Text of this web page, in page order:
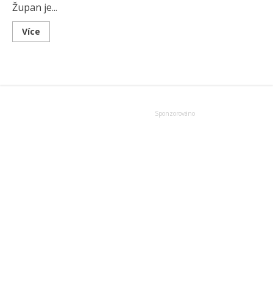
Župan je...
Více
more